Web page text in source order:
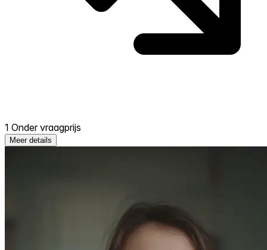
1 Onder vraagprijs
Meer details